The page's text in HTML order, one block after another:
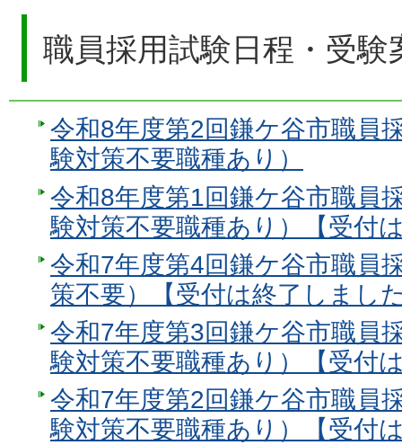
職員採用試験日程・受験
令和8年度第2回鎌ケ谷市職員
験対策不要職種あり）
令和8年度第1回鎌ケ谷市職員
験対策不要職種あり）【受付
令和7年度第4回鎌ケ谷市職員
策不要）【受付は終了しまし
令和7年度第3回鎌ケ谷市職員
験対策不要職種あり）【受付
令和7年度第2回鎌ケ谷市職員
験対策不要職種あり）【受付